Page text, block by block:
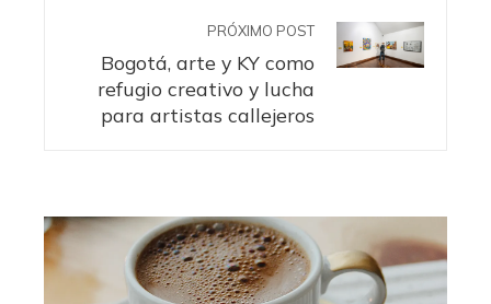
PRÓXIMO POST
Bogotá, arte y KY como
refugio creativo y lucha
para artistas callejeros